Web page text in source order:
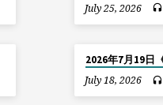
July 25, 2026
2026年7月19日
July 18, 2026